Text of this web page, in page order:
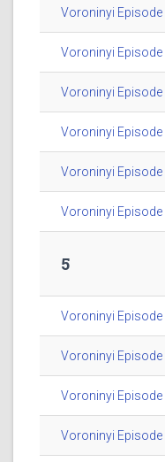
Voroninyi
Voroninyi
Voroninyi
Voroninyi
Voroninyi
Voroninyi
5
Voroninyi
Voroninyi
Voroninyi
Voroninyi